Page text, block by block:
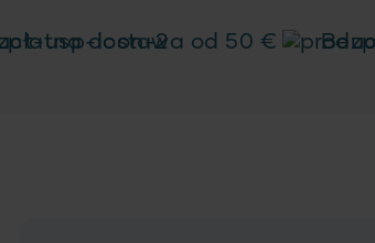
dostawa od 50 €